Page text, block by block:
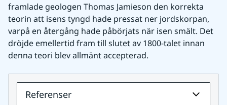
framlade geologen Thomas Jamieson den korrekta
teorin att isens tyngd hade pressat ner jordskorpan,
varpå en återgång hade påbörjats när isen smält. Det
dröjde emellertid fram till slutet av 1800-talet innan
denna teori blev allmänt accepterad.
Referenser